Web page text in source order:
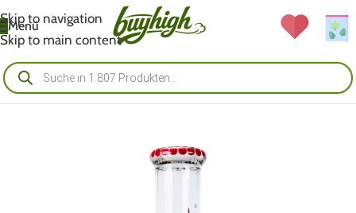
Skip to navigation
Skip to main content
Menü